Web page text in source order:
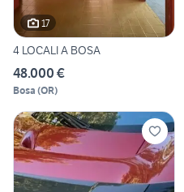
17
4 LOCALI A BOSA
48.000 €
Bosa (OR)